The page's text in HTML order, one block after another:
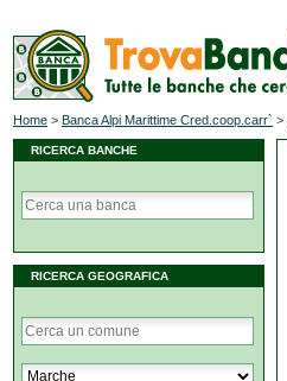
Home > Banca Alpi Marittime Cred.coop.carr` >
RICERCA BANCHE
RICERCA GEOGRAFICA